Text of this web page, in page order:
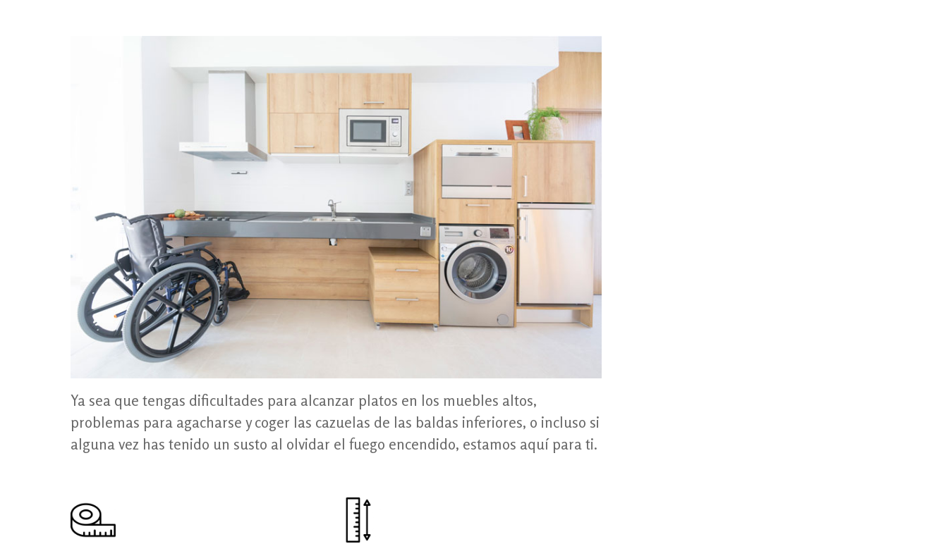
Ya sea que tengas dificultades para alcanzar platos en los muebles altos,
problemas para agacharse y coger las cazuelas de las baldas inferiores, o incluso si
alguna vez has tenido un susto al olvidar el fuego encendido, estamos aquí para ti.